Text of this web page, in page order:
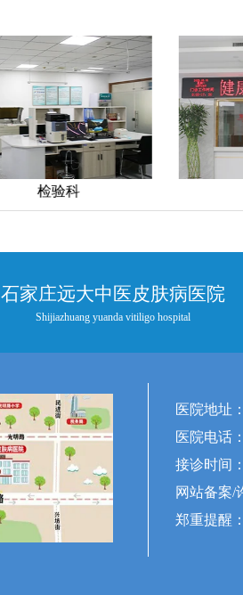
检验科
石家庄远大中医皮肤病医院
Shijiazhuang yuanda vitiligo hospital
医院地址
医院电话
接诊时间
网站备案/
郑重提醒